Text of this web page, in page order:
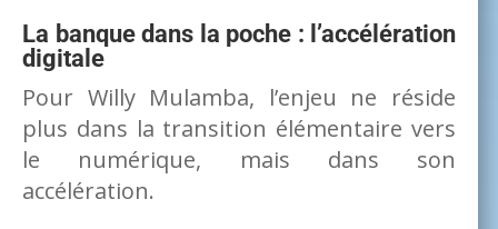
La banque dans la poche : l’accélération
digitale
Pour Willy Mulamba, l’enjeu ne réside
plus dans la transition élémentaire vers
le numérique, mais dans son
accélération.